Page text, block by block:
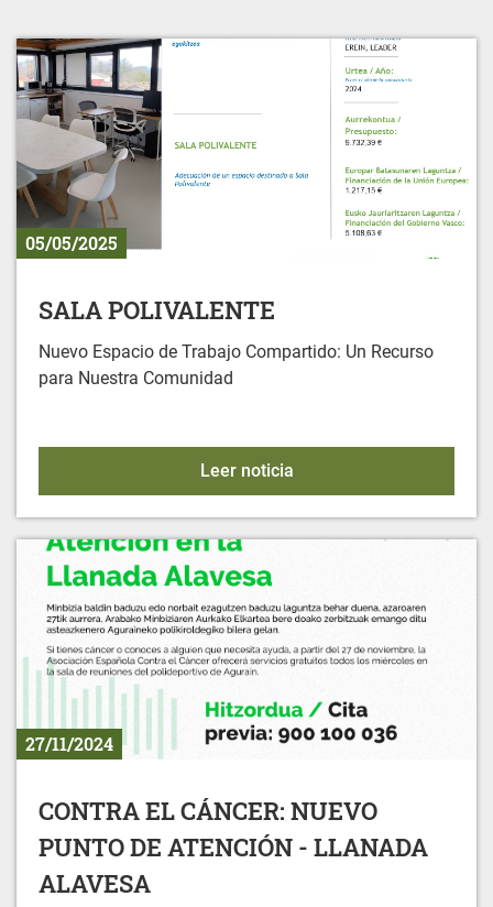
05/05/2025
SALA POLIVALENTE
Nuevo Espacio de Trabajo Compartido: Un Recurso
para Nuestra Comunidad
Leer noticiaSALA POLIVALENTE
27/11/2024
CONTRA EL CÁNCER: NUEVO
PUNTO DE ATENCIÓN - LLANADA
ALAVESA